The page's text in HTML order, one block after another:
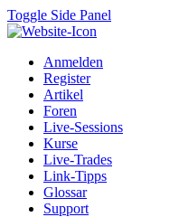
Toggle Side Panel
Anmelden
Register
Artikel
Foren
Live-Sessions
Kurse
Live-Trades
Link-Tipps
Glossar
Support